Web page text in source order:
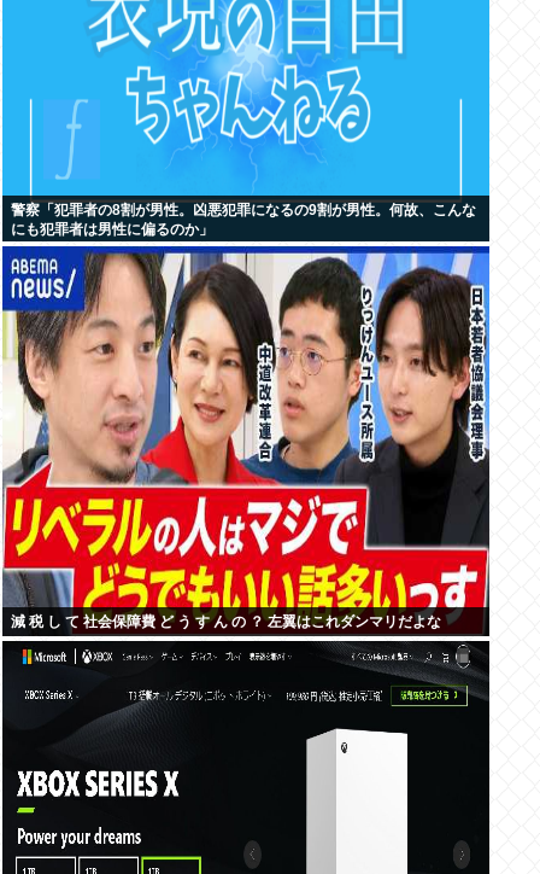
警察「犯罪者の8割が男性。凶悪犯罪になるの9割が男性。何故、こんな
にも犯罪者は男性に偏るのか」
減 税 し て 社会保障費 ど う す ん の ？ 左翼はこれダンマリだよな